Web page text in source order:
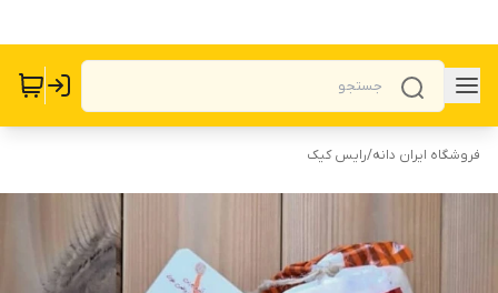
فروشگاه ایران دانه/رایس کیک